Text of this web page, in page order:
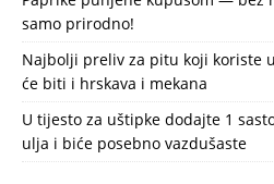
samo prirodno!
Najbolji preliv za pitu koji koriste
će biti i hrskava i mekana
U tijesto za uštipke dodajte 1
ulja i biće posebno vazdušaste